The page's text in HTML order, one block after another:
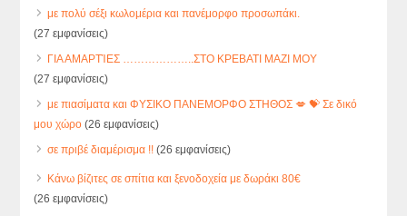
με πολύ σέξι κωλομέρια και πανέμορφο προσωπάκι.
(27 εμφανίσεις)
ΓΙΑ ΑΜΑΡΤΊΕΣ ………………..ΣΤΟ ΚΡΕΒΑΤΙ ΜΑΖΙ ΜΟΥ
(27 εμφανίσεις)
με πιασίματα και ΦΥΣΙΚΟ ΠΑΝΕΜΟΡΦΟ ΣΤΗΘΟΣ 💋 💝 Σε δικό
μου χώρο (26 εμφανίσεις)
σε πριβέ διαμέρισμα !! (26 εμφανίσεις)
Κάνω βίζιτες σε σπίτια και ξενοδοχεία με δωράκι 80€
(26 εμφανίσεις)